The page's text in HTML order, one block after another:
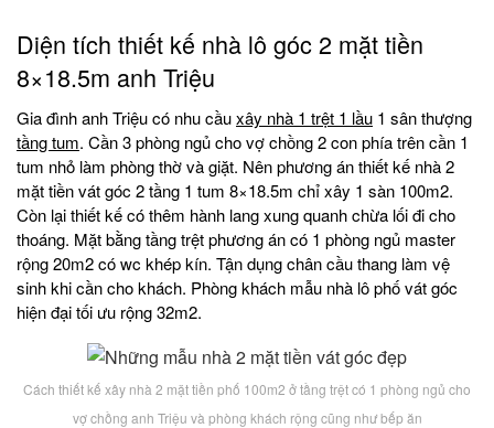
Diện tích thiết kế nhà lô góc 2 mặt tiền
8×18.5m anh Triệu
Gia đình anh Triệu có nhu cầuxây nhà 1 trệt 1 lầu 1 sân thượng
tầng tum. Cần 3 phòng ngủ cho vợ chồng 2 con phía trên cần 1
tum nhỏ làm phòng thờ và giặt. Nên phương án thiết kế nhà 2
mặt tiền vát góc 2 tầng 1 tum 8×18.5m chỉ xây 1 sàn 100m2.
Còn lại thiết kế có thêm hành lang xung quanh chừa lối đi cho
thoáng. Mặt bằng tầng trệt phương án có 1 phòng ngủ master
rộng 20m2 có wc khép kín. Tận dụng chân cầu thang làm vệ
sinh khi cần cho khách. Phòng khách mẫu nhà lô phố vát góc
hiện đại tối ưu rộng 32m2.
Cách thiết kế xây nhà 2 mặt tiền phố 100m2 ở tầng trệt có 1 phòng ngủ cho
vợ chồng anh Triệu và phòng khách rộng cũng như bếp ăn